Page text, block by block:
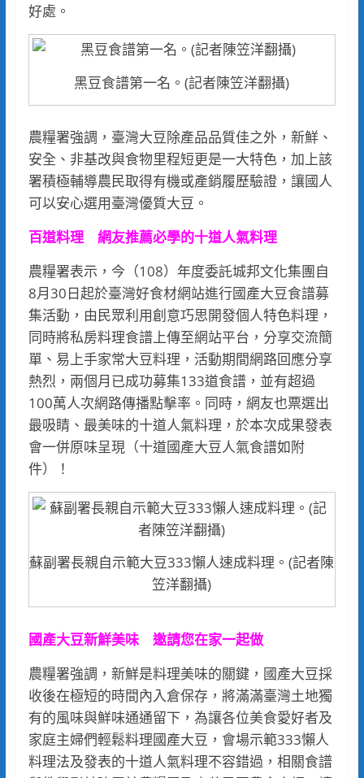
好處。
黑豆食譜第一名。(記者陳笠洋翻攝)
農糧署強調，臺灣大豆除產品品質佳之外，新鮮、
安全、非基改與食物里程短更是一大特色，加上該
署積極輔導農民取得有機或產銷履歷驗證，讓國人
可以安心選用臺灣優質大豆。
百道料理 網友推薦必學的十道人氣料理
農糧署表示，今（108）年度委託城邦文化集團自
8月30日起於臺灣好食材網站進行國產大豆食譜募
集活動，由民眾利用創意巧思開發個人特色料理，
同時將私房料理食譜上傳至網站平台，分享交流簡
單、易上手家常大豆料理，活動期間網路回應分享
熱烈，兩個月已成功募集133道食譜，並有超過
100萬人次網路傳播點擊率。同時，網友也票選出
最吸睛、最美味的十道人氣料理，於本次成果發表
會一併原味呈現（十道國產大豆人氣食譜如附
件）！
蘇副署長親自示範大豆333懶人速成料理。(記者陳
笠洋翻攝)
國產大豆新鮮美味 邀請您在家一起做
農糧署強調，新鮮是料理美味的關鍵，國產大豆採
收後在極短的時間內入倉保存，將滿滿臺灣土地獨
有的風味與鮮味通通留下，為讓各位美食愛好者及
家庭主婦們輕鬆料理國產大豆，會場示範333懶人
料理法及發表的十道人氣料理不容錯過，相關食譜